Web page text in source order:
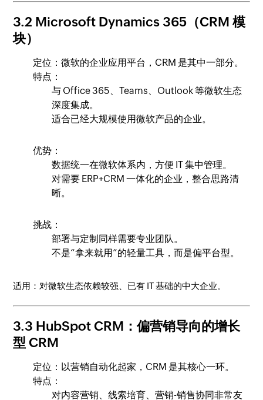
3.2 Microsoft Dynamics 365（CRM 模
块）
定位：微软的企业应用平台，CRM 是其中一部分。
特点：
与 Office 365、Teams、Outlook 等微软生态
深度集成。
适合已经大规模使用微软产品的企业。
优势：
数据统一在微软体系内，方便 IT 集中管理。
对需要 ERP+CRM 一体化的企业，整合思路清
晰。
挑战：
部署与定制同样需要专业团队。
不是“拿来就用”的轻量工具，而是偏平台型。
适用：对微软生态依赖较强、已有 IT 基础的中大企业。
3.3 HubSpot CRM：偏营销导向的增长
型 CRM
定位：以营销自动化起家，CRM 是其核心一环。
特点：
对内容营销、线索培育、营销-销售协同非常友